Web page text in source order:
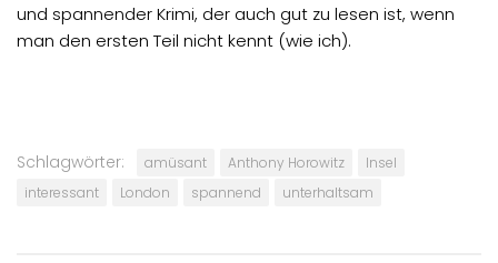
und spannender Krimi, der auch gut zu lesen ist, wenn
man den ersten Teil nicht kennt (wie ich).
Schlagwörter: amüsant Anthony Horowitz
Insel
interessant
London spannend unterhaltsam